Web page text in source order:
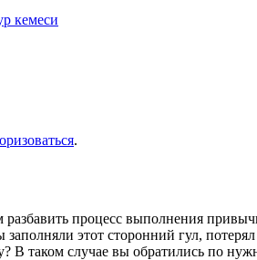
кемеси
.
разбавить процесс выполнения
этот сторонний гул,
В таком случае вы обратились по